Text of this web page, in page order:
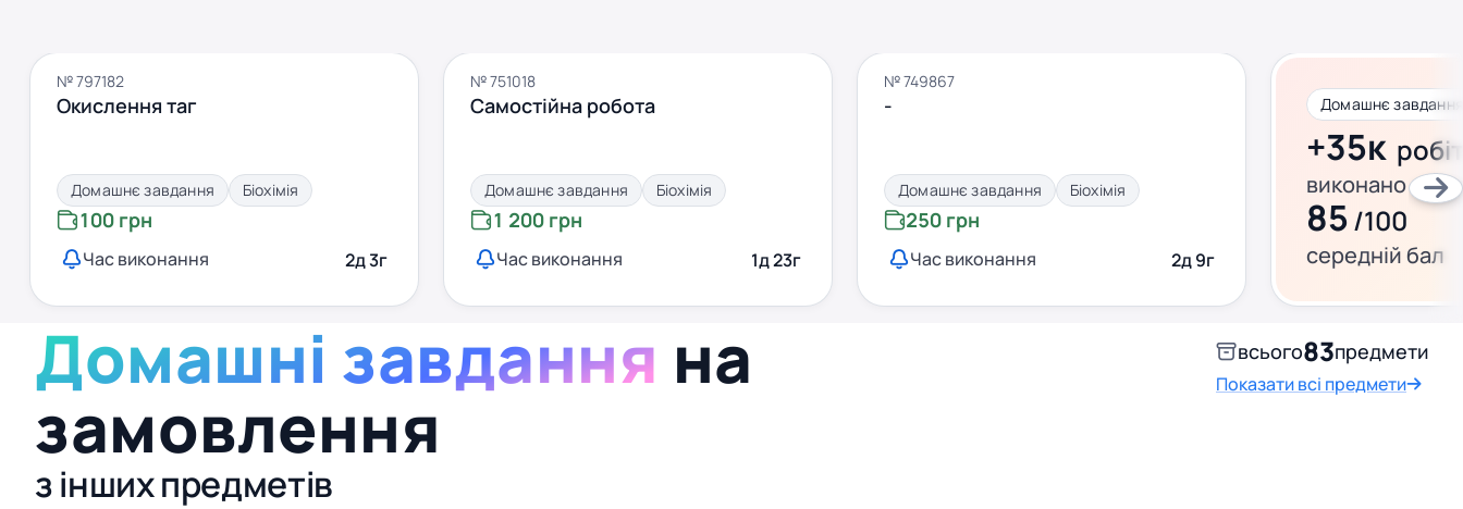
№ 797182
Окислення таг
Домашнє завдання Біохімія
100 грн
Час виконання 2д 3г
№ 751018
Самостійна робота
Домашнє завдання Біохімія
1 200 грн
Час виконання 1д 23г
№ 749867
-
Домашнє завдання Біохімія
250 грн
Час виконання 2д 9г
Домашнє завдання
+35к
виконано за
85/100
середній бал
Домашні завдання на
замовлення
з інших предметів
всього83предмети
Показати всі предмети